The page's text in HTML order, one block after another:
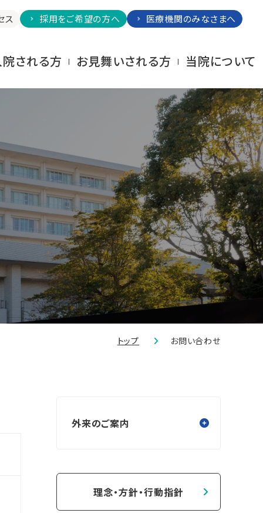
ス 採用をご希望の方へ 医療機関のみなさまへ
される⽅ お⾒舞いされる⽅ 当院について
トップ お問い合わせ
外来のご案内
理念・方針・行動指針